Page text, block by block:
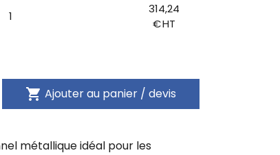
1
314,24
€ HT
shopping_cart Ajouter au panier / devis
métallique idéal pour les